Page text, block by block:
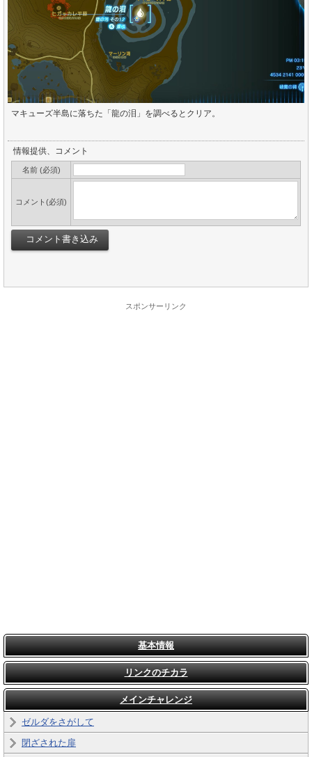
マキューズ半島に落ちた「龍の泪」を調べるとクリア。
情報提供、コメント
名前 (必須)
コメント(必須)
スポンサーリンク
基本情報
リンクのチカラ
メインチャレンジ
ゼルダをさがして
閉ざされた扉